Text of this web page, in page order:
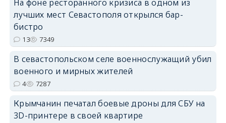
На фоне ресторанного кризиса в одном из
лучших мест Севастополя открылся бар-
бистро
13 7349
В севастопольском селе военнослужащий убил
военного и мирных жителей
4 7287
Крымчанин печатал боевые дроны для СБУ на
3D-принтере в своей квартире